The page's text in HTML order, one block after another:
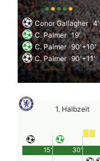
Conor Gallagher 4'
C. Palmer 19'
C. Palmer 90'+10'
C. Palmer 90'+11'
1. Halbzeit
15' 30'